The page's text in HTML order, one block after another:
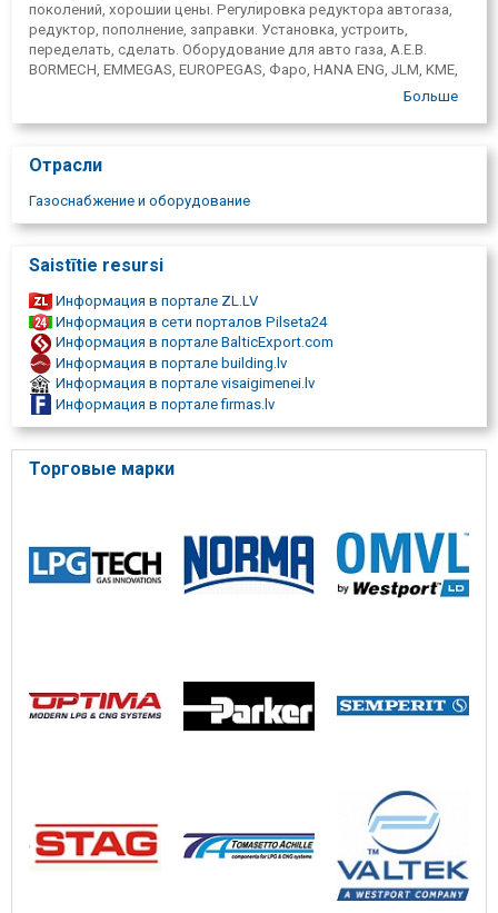
поколений, хорошии цены. Регулировка редуктора автогаза,
редуктор, пополнение, заправки. Установка, устроить,
переделать, сделать. Оборудование для авто газа, A.E.B.
BORMECH, EMMEGAS, EUROPEGAS, Фаро, HANA ENG, JLM, KME,
автомобиль. Сервисы в Риге, специализированный,
микроавтобуса, микроавтобуса, микроавтобус с газом,
газовым оборудованием. Компьютерная диагностика,
Компьютерная диагностика, компьютера, компьютерная
качеством. Экономно, экономить, LPG, Liquefied petroleum gas,
автогазовое, автомобильный газ, оборудование, легковые
автомашины, для автомобилей, автомобилей, автосервис. В
Плявниеках, В сортировочной комнате. Ремонт дизелей.
Ремонт дизельных форсунок. Чистка турбины. Турбина. EGR
VĀRSTS. Egr чистка клапана.
Больше
Отрасли
Газоснабжение и оборудование
Saistītie resursi
Информация в портале ZL.LV
Информация в сети порталов Pilseta24
Информация в портале BalticExport.com
Информация в портале building.lv
Информация в портале visaigimenei.lv
Информация в портале firmas.lv
Торговые марки